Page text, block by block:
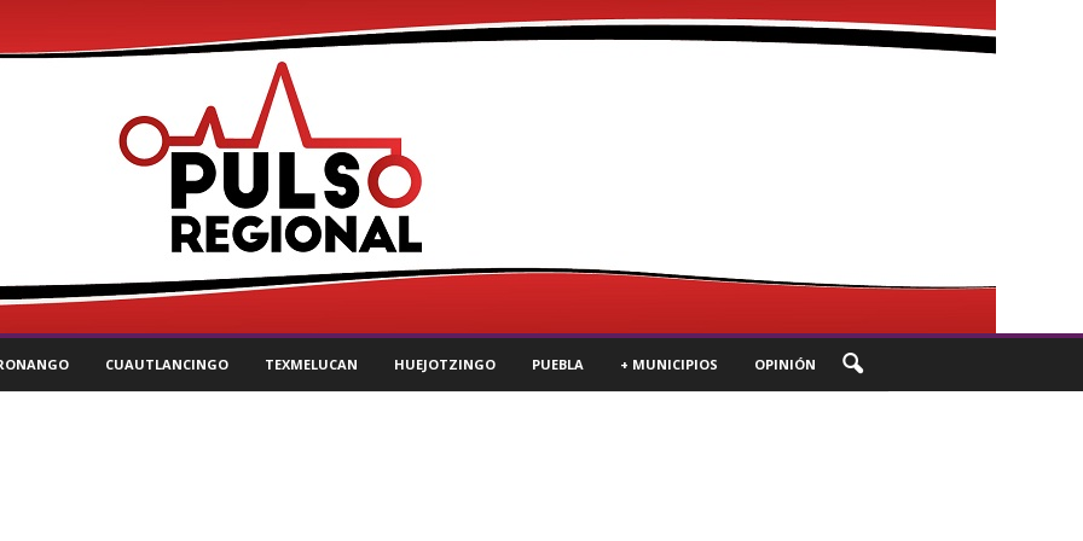
CUAUTLANCINGO TEXMELUCAN HUEJOTZINGO PUEBLA + MUNICIPIOS OPINIÓN